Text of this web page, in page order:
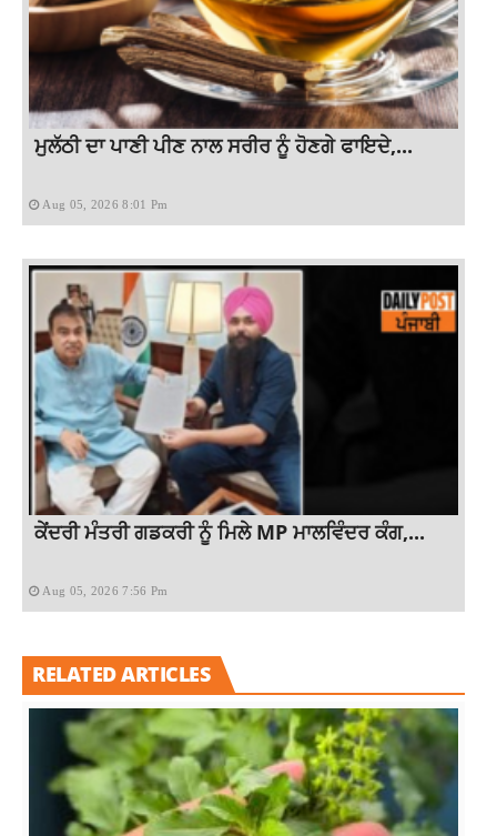
ਮੁਲੱਠੀ ਦਾ ਪਾਣੀ ਪੀਣ ਨਾਲ ਸਰੀਰ ਨੂੰ ਹੋਣਗੇ ਫਾਇਦੇ,...
Aug 05, 2026 8:01 Pm
ਕੇਂਦਰੀ ਮੰਤਰੀ ਗਡਕਰੀ ਨੂੰ ਮਿਲੇ MP ਮਾਲਵਿੰਦਰ ਕੰਗ,...
Aug 05, 2026 7:56 Pm
RELATED ARTICLES